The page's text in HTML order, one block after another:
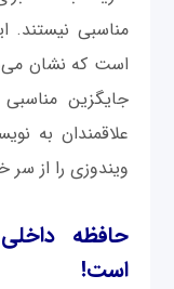
مناسبی نیستند.
است که نشان
جایگزین
علاقمندان به
ویندوزی را از سر
حافظه
است!